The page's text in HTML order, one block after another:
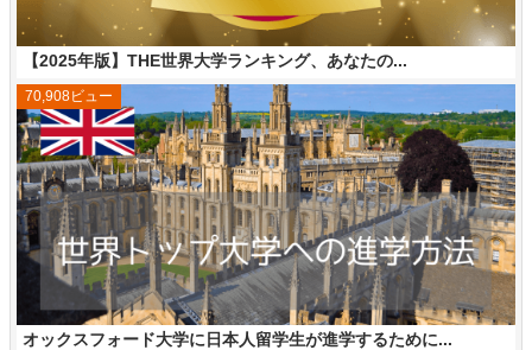
【2025年版】THE世界大学ランキング、あなたの...
オックスフォード大学に日本人留学生が進学するために...
70,908ビュー